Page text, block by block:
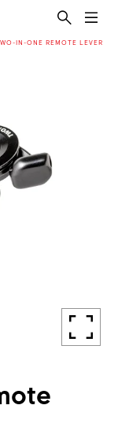
IN-ONE REMOTE LEVER